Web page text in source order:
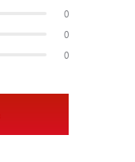
0
0
0